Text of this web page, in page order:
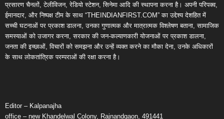
प्रसारण चैनलों, टेलीविजन, रेडियो स्टेशन, सिनेमा आदि की स्थापना करना है। अपनी परिपक्व,
ईमानदार, और निष्पक्ष टीम के साथ “THEINDIANFIRST.COM” का उद्देश्य देशहित में
सच्ची घटनाओं पर प्रकाश डालना, उनका गुणात्मक और मात्रात्मक विश्लेषण बताना, सामाजिक
समस्याओं को उजागर करना, सरकार की जन-कल्याणकारी योजनाओं पर प्रकाश डालना,
जनता की इच्छाओं, विचारों को समझना और उन्हें व्यक्त करने का मौका देना, उनके अधिकारों
के साथ लोकतांत्रिक परम्पराओं की रक्षा करना है।
Editor – Kalpanajha
office – new Khandelwal Colony, Rajnandgaon, 491441